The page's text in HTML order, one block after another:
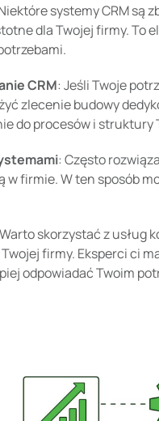
systemy CRM są
dla Twojej firmy. To
CRM: Jeśli Twoje
zlecenie budowy
do procesów i struktury
: Często
w firmie. W ten sposób
skorzystać z usług
firmy. Eksperci ci
odpowiadać Twoim